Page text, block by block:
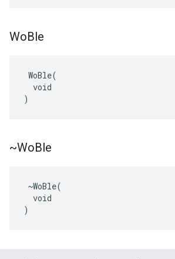
WoBle
WoBle(
  void
)
~WoBle
~WoBle(
  void
)